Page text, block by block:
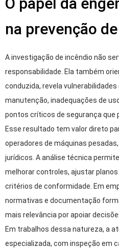
na prevenção
A investigação de incêndio não
responsabilidade. Ela também
conduzida, revela
manutenção, inadequações de
pontos críticos de segurança que
Esse resultado tem valor direto
operadores de máquinas
jurídicos. A análise técnica
melhorar controles, ajustar
critérios de conformidade. Em
normativas e documentação
mais relevância por apoiar
Em trabalhos dessa natureza, a
especializada, com inspeção em